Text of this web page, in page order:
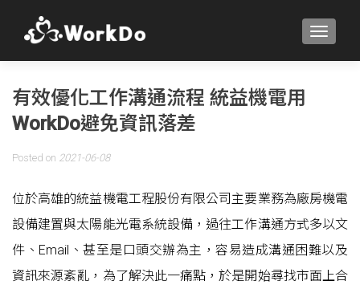
有效優化工作溝通流程 統益機電用
WorkDo避免資訊落差
Posted on 2021-06-08
位於高雄的統益機電工程股份有限公司主要業務為廠房機電
設備建置與太陽能光電系統設備，過往工作溝通方式多以文
件、Email、甚至是口頭交辦為主，容易造成溝通困難以及
資訊來源紊亂，為了解決此一痛點，於是開始尋找市面上合